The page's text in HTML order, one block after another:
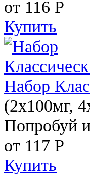
от 116 Р
Купить
Набор
(2x100мг,
Попробуй
от 117 Р
Купить